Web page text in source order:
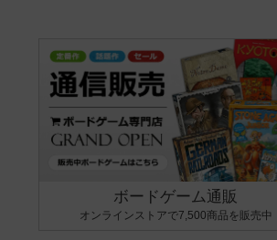
ボードゲーム通販
オンラインストアで7,500商品を販売中